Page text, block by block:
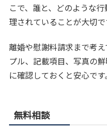
こで、誰と、どのような
理されていることが大切で
離婚や慰謝料請求まで考
プル、記載項目、写真の
に確認しておくと安心です。
無料相談